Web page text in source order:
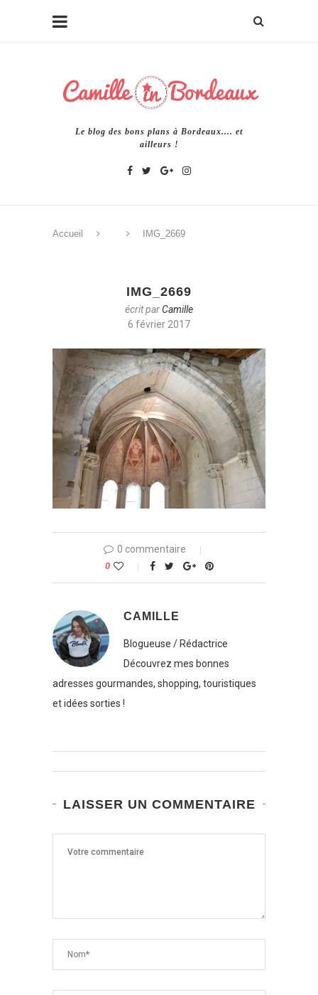
Le blog des bons plans à Bordeaux.... et
ailleurs !
Accueil IMG_2669
IMG_2669
écrit parCamille
6 février 2017
0 commentaire
0
CAMILLE
Blogueuse / Rédactrice
Découvrez mes bonnes
adresses gourmandes, shopping, touristiques
et idées sorties !
LAISSER UN COMMENTAIRE